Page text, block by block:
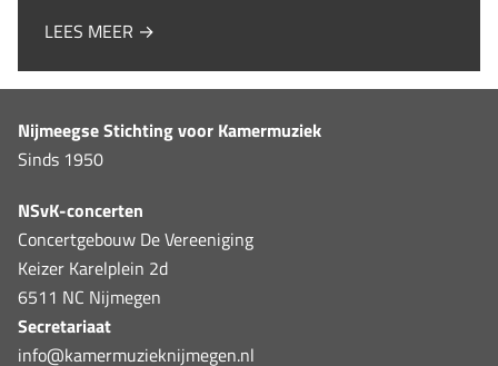
LEES MEER →
Nijmeegse Stichting voor Kamermuziek
Sinds 1950
NSvK-concerten
Concertgebouw De Vereeniging
Keizer Karelplein 2d
6511 NC Nijmegen
Secretariaat
info@kamermuzieknijmegen.nl